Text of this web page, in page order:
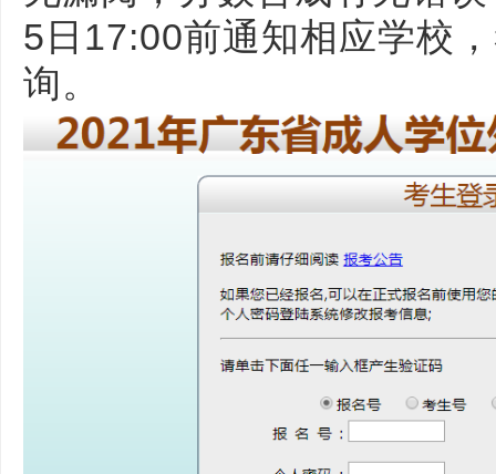
5日17:00前通知相应学校
询。